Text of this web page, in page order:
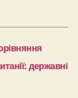
державні